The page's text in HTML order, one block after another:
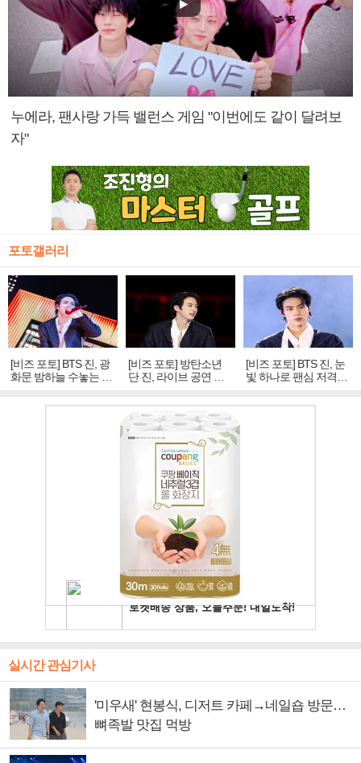
누에라, 팬사랑 가득 밸런스 게임 "이번에도 같이 달려보
자"
포토갤러리
[비즈 포토] BTS 진, 광
화문 밤하늘 수놓는 '비
주얼 킹'의 열창
[비즈 포토] 방탄소년
단 진, 라이브 공연 중
빛나는 독보적 아우라
[비즈 포토] BTS 진, 눈
빛 하나로 팬심 저격…
독보적 카리스마
실시간 관심기사
'미우새' 현봉식, 디저트 카페→네일숍 방문…
뼈족발 맛집 먹방